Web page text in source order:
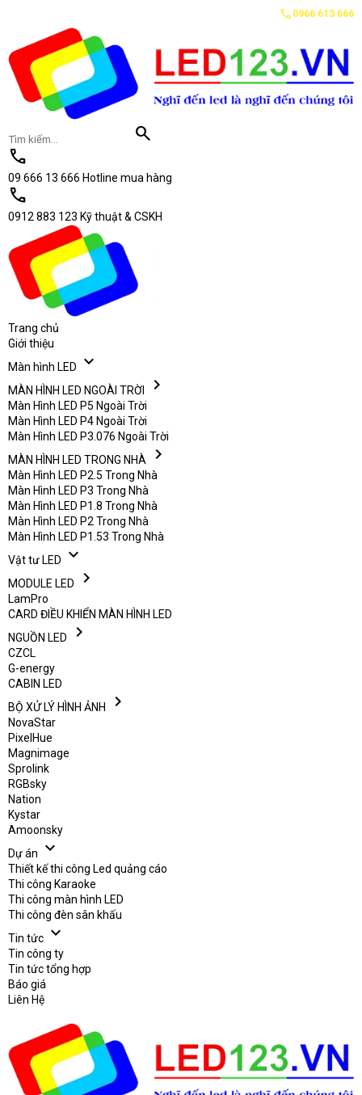
ngoài trời tại Sân vận động TP.Phủ Lý, tỉnh Hà Nam cho VNPT Hà Nam
call 0966 613 666
search
call
09 666 13 666 Hotline mua hàng
call
0912 883 123 Kỹ thuật & CSKH
Trang chủ
Giới thiệu
Màn hình LED
expand_more
MÀN HÌNH LED NGOÀI TRỜI chevron_right
Màn Hình LED P5 Ngoài Trời
Màn Hình LED P4 Ngoài Trời
Màn Hình LED P3.076 Ngoài Trời
MÀN HÌNH LED TRONG NHÀ
chevron_right
Màn Hình LED P2.5 Trong Nhà
Màn Hình LED P3 Trong Nhà
Màn Hình LED P1.8 Trong Nhà
Màn Hình LED P2 Trong Nhà
Màn Hình LED P1.53 Trong Nhà
Vật tư LED
expand_more
MODULE LED chevron_right
LamPro
CARD ĐIỀU KHIỂN MÀN HÌNH LED
NGUỒN LED
chevron_right
CZCL
G-energy
CABIN LED
BỘ XỬ LÝ HÌNH ẢNH
chevron_right
NovaStar
PixelHue
Magnimage
Sprolink
RGBsky
Nation
Kystar
Amoonsky
Dự án
expand_more
Thiết kế thi công Led quảng cáo
Thi công Karaoke
Thi công màn hình LED
Thi công đèn sân khấu
Tin tức expand_more
Tin công ty
Tin tức tổng hợp
Báo giá
Liên Hệ